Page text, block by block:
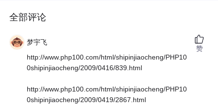
全部评论
梦宇飞
http://www.php100.com/html/shipinjiaocheng/PHP10
0shipinjiaocheng/2009/0416/839.html
http://www.php100.com/html/shipinjiaocheng/PHP10
0shipinjiaocheng/2009/0419/2867.html
赞